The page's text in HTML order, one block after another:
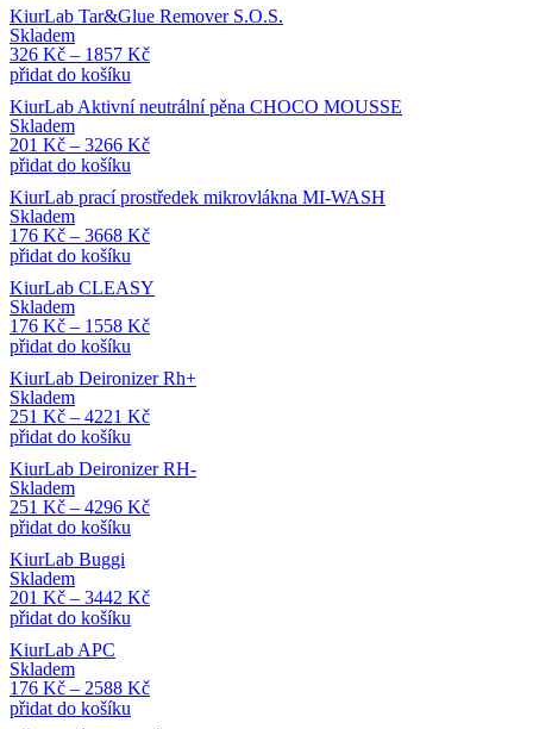
KiurLab Tar&Glue Remover S.O.S.
Skladem
326 Kč – 1857 Kč
přidat do košíku
KiurLab Aktivní neutrální pěna CHOCO MOUSSE
Skladem
201 Kč – 3266 Kč
přidat do košíku
KiurLab prací prostředek mikrovlákna MI-WASH
Skladem
176 Kč – 3668 Kč
přidat do košíku
KiurLab CLEASY
Skladem
176 Kč – 1558 Kč
přidat do košíku
KiurLab Deironizer Rh+
Skladem
251 Kč – 4221 Kč
přidat do košíku
KiurLab Deironizer RH-
Skladem
251 Kč – 4296 Kč
přidat do košíku
KiurLab Buggi
Skladem
201 Kč – 3442 Kč
přidat do košíku
KiurLab APC
Skladem
176 Kč – 2588 Kč
přidat do košíku